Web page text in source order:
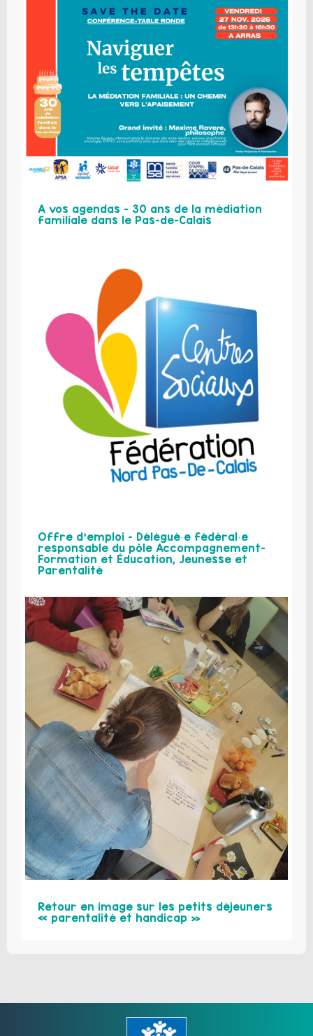
A vos agendas – 30 ans de la médiation
familiale dans le Pas-de-Calais
Offre d’emploi – Délégué·e fédéral·e
responsable du pôle Accompagnement-
Formation et Éducation, Jeunesse et
Parentalité
Retour en image sur les petits déjeuners
« parentalité et handicap »